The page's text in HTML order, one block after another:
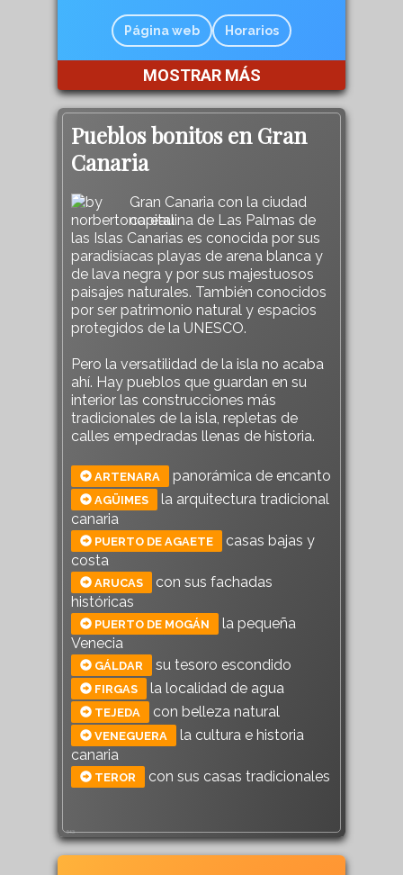
Página web Horarios
MOSTRAR MÁS
Pueblos bonitos en Gran
Canaria
Gran Canaria con la ciudad
capitalina de Las Palmas de
las Islas Canarias es conocida por sus
paradisíacas playas de arena blanca y
de lava negra y por sus majestuosos
paisajes naturales. También conocidos
por ser patrimonio natural y espacios
protegidos de la UNESCO.
Pero la versatilidad de la isla no acaba
ahí. Hay pueblos que guardan en su
interior las construcciones más
tradicionales de la isla, repletas de
calles empedradas llenas de historia.
ARTENARA panorámica de encanto
AGÜIMES
la arquitectura tradicional
canaria
PUERTO DE AGAETE
casas bajas y
costa
ARUCAS
con sus fachadas
históricas
PUERTO DE MOGÁN
la pequeña
Venecia
GÁLDAR su tesoro escondido
FIRGAS la localidad de agua
TEJEDA con belleza natural
VENEGUERA
la cultura e historia
canaria
TEROR con sus casas tradicionales
543